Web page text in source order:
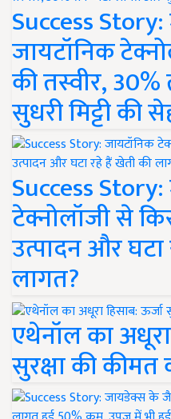
Success
जायटॉनिक
की तस्वीर,
सुधरी मिट्टी की
Success
टेक्नोलॉजी से
उत्पादन और
लागत?
एथेनॉल का
सुरक्षा की